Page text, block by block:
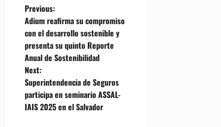
P
o
s
t
n
a
Previous:
Adium reafirma su compromiso
con el desarrollo sostenible y
presenta su quinto Reporte
Anual de Sostenibilidad
Next:
Superintendencia de Seguros
participa en seminario ASSAL-
IAIS 2025 en el Salvador